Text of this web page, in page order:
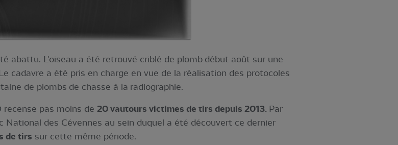
abattu. L'oiseau a été retrouvé criblé de plomb début août sur une
cadavre a été pris en charge en vue de la réalisation des protocoles
de plombs de chasse à la radiographie.
recense pas moins de 20 vautours victimes de tirs depuis 2013. Par
des Cévennes au sein duquel a été découvert ce dernier
de tirs sur cette même période.